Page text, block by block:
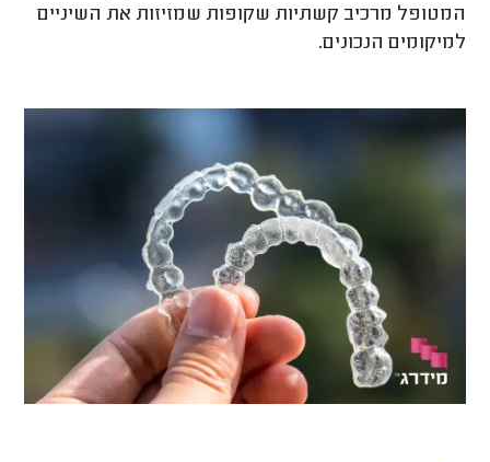
המטופל מרכיב קשתיות שקופות שמזיזות את השיניים
למיקומים הנכונים.